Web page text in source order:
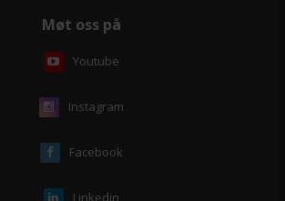
Møt oss på
Youtube
Instagram
Facebook
Linkedin